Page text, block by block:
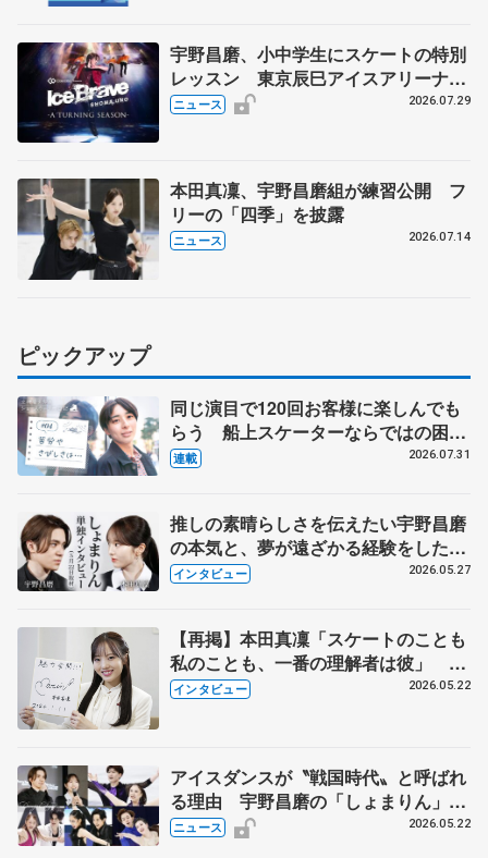
宇野昌磨、小中学生にスケートの特別
レッスン 東京辰巳アイスアリーナ
で、「Ice Brave -A TURNING
ニュース 2026.07.29
本田真凜、宇野昌磨組が練習公開 フ
リーの「四季」を披露
ニュース 2026.07.14
ピックアップ
同じ演目で120回お客様に楽しんでも
らう 船上スケーターならではの困難
とは 影響あったPIW前キャプテン松
連載 2026.07.31
推しの素晴らしさを伝えたい宇野昌磨
の本気と、夢が遠ざかる経験をした本
田真凜の覚悟
インタビュー 2026.05.27
【再掲】本田真凜「スケートのことも
私のことも、一番の理解者は彼」 引
退時の単独インタビューで語った競技
インタビュー 2026.05.22
アイスダンスが〝戦国時代〟と呼ばれ
る理由 宇野昌磨の「しょまりん」ら
実力者が相次いで参戦 国内の競争激
ニュース 2026.05.22